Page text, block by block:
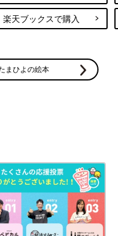
ように頑張っているだれ
共感」なのかもしれない
も、SNSや友人の言葉に
頑張って帰ってきただけ
気持ちを共有してたりす
い・・・
楽天ブックスで購入
まひよの絵本